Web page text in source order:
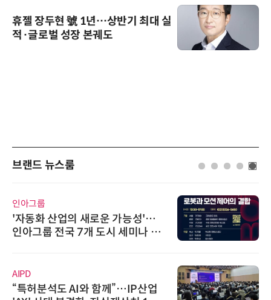
휴젤 장두현 號 1년…상반기 최대 실
적·글로벌 성장 본궤도
브랜드 뉴스룸
인아그룹
'자동화 산업의 새로운 가능성'…
인아그룹 전국 7개 도시 세미나 페
AIPD
“특허분석도 AI와 함께”…IP산업